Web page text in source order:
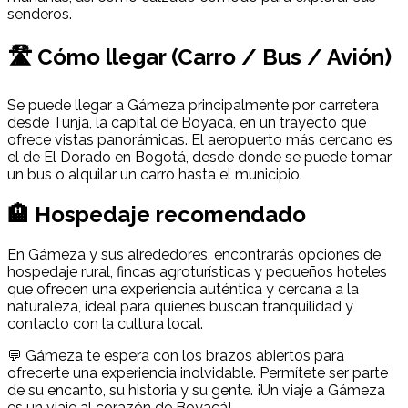
senderos.
🛣 Cómo llegar (Carro / Bus / Avión)
Se puede llegar a Gámeza principalmente por carretera
desde Tunja, la capital de Boyacá, en un trayecto que
ofrece vistas panorámicas. El aeropuerto más cercano es
el de El Dorado en Bogotá, desde donde se puede tomar
un bus o alquilar un carro hasta el municipio.
🏨 Hospedaje recomendado
En Gámeza y sus alrededores, encontrarás opciones de
hospedaje rural, fincas agroturísticas y pequeños hoteles
que ofrecen una experiencia auténtica y cercana a la
naturaleza, ideal para quienes buscan tranquilidad y
contacto con la cultura local.
💬 Gámeza te espera con los brazos abiertos para
ofrecerte una experiencia inolvidable. Permítete ser parte
de su encanto, su historia y su gente. ¡Un viaje a Gámeza